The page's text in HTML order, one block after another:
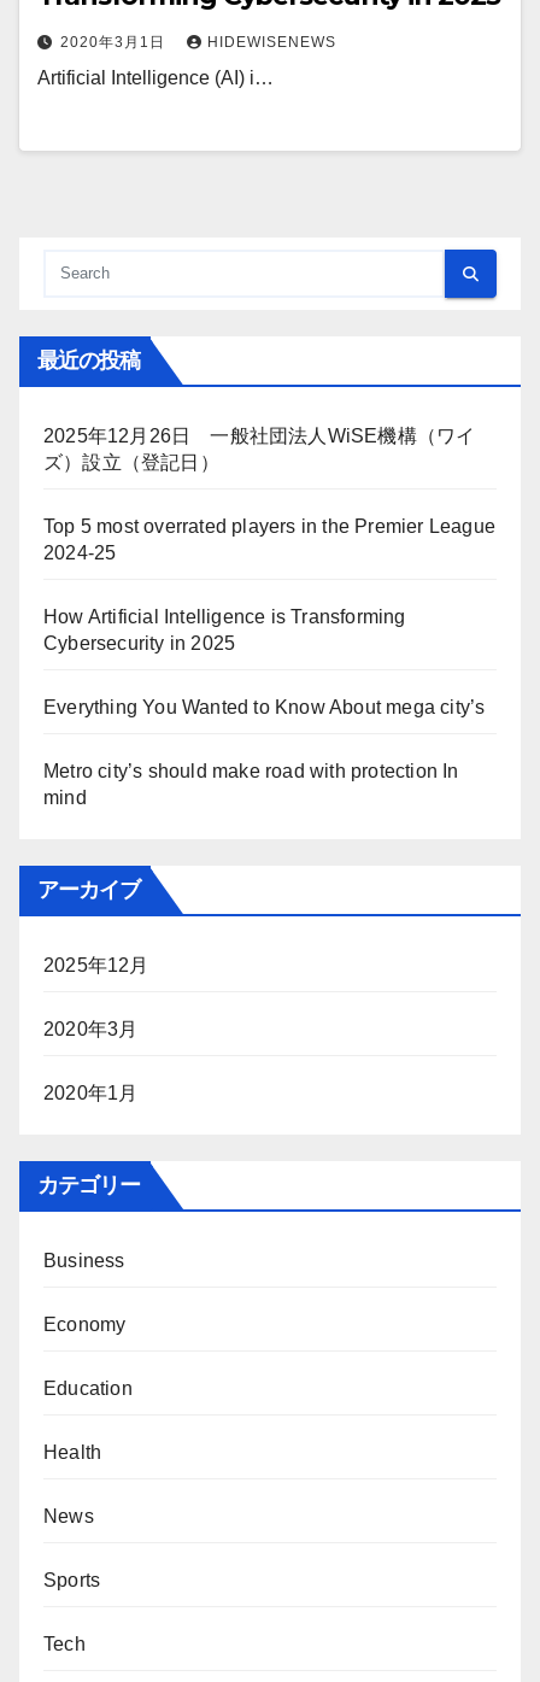
2020年3月1日 HIDEWISENEWS
Artificial Intelligence (AI) i…
最近の投稿
2025年12月26日 一般社団法人WiSE機構（ワイ
ズ）設立（登記日）
Top 5 most overrated players in the Premier League
2024-25
How Artificial Intelligence is Transforming
Cybersecurity in 2025
Everything You Wanted to Know About mega city’s
Metro city’s should make road with protection In
mind
アーカイブ
2025年12月
2020年3月
2020年1月
カテゴリー
Business
Economy
Education
Health
News
Sports
Tech